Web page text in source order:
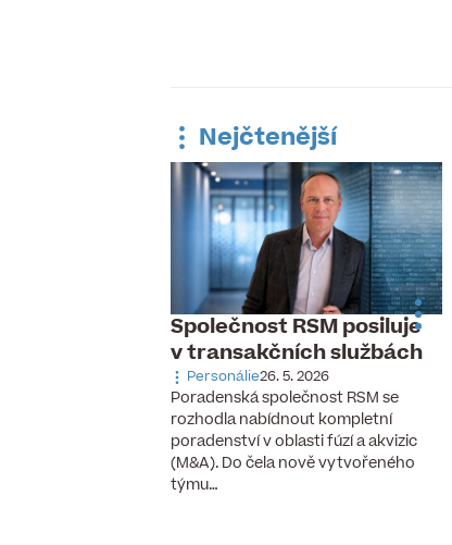
Nejčtenější
Společnost RSM posiluje
v transakčních službách
Personálie26. 5. 2026
Poradenská společnost RSM se
rozhodla nabídnout kompletní
poradenství v oblasti fúzí a akvizic
(M&A). Do čela nově vytvořeného
týmu…